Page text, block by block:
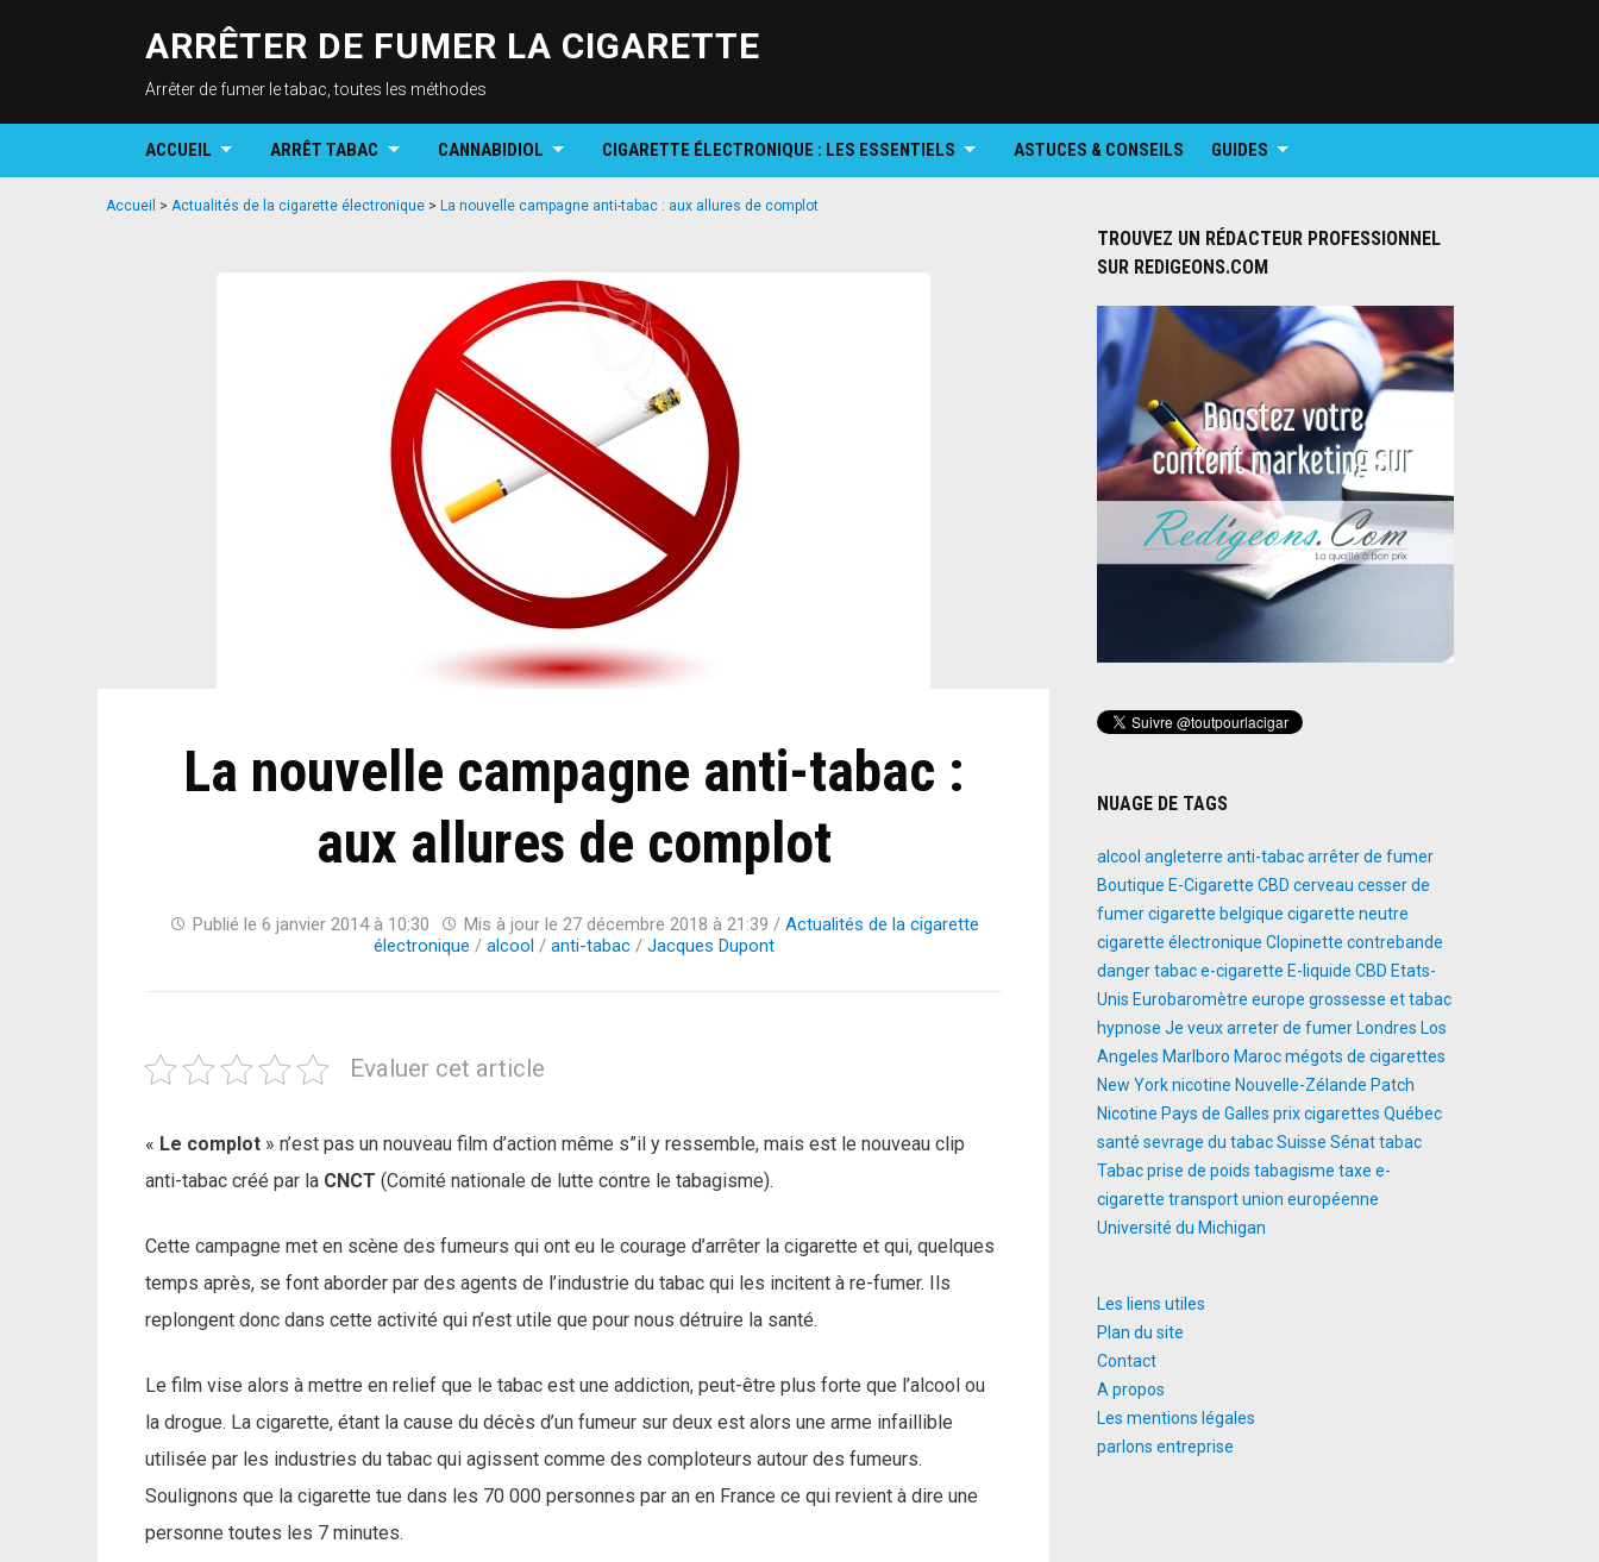
ARRÊTER DE FUMER LA CIGARETTE
Arrêter de fumer le tabac, toutes les méthodes
ACCUEIL ARRÊT TABAC CANNABIDIOL CIGARETTE ÉLECTRONIQUE : LES ESSENTIELS ASTUCES & CONSEILS GUIDES
Accueil > Actualités de la cigarette électronique > La nouvelle campagne anti-tabac : aux allures de complot
La nouvelle campagne anti-tabac :
aux allures de complot
Publié le 6 janvier 2014 à 10:30 Mis à jour le 27 décembre 2018 à 21:39 / Actualités de la cigarette
électronique / alcool/ anti-tabac/ Jacques Dupont
Evaluer cet article
« Le complot » n’est pas un nouveau film d’action même s”il y ressemble, mais est le nouveau clip
anti-tabac créé par la CNCT (Comité nationale de lutte contre le tabagisme).
Cette campagne met en scène des fumeurs qui ont eu le courage d’arrêter la cigarette et qui, quelques
temps après, se font aborder par des agents de l’industrie du tabac qui les incitent à re-fumer. Ils
replongent donc dans cette activité qui n’est utile que pour nous détruire la santé.
Le film vise alors à mettre en relief que le tabac est une addiction, peut-être plus forte que l’alcool ou
la drogue. La cigarette, étant la cause du décès d’un fumeur sur deux est alors une arme infaillible
utilisée par les industries du tabac qui agissent comme des comploteurs autour des fumeurs.
Soulignons que la cigarette tue dans les 70 000 personnes par an en France ce qui revient à dire une
personne toutes les 7 minutes.
TROUVEZ UN RÉDACTEUR PROFESSIONNEL
SUR REDIGEONS.COM
NUAGE DE TAGS
alcool angleterre anti-tabacarrêter de fumer
Boutique E-Cigarette CBD cerveau cesser de
fumercigarette belgique cigarette neutre
cigarette électronique Clopinette contrebande
danger tabace-cigarette E-liquide CBD Etats-
Unis Eurobaromètre europe grossesse et tabac
hypnose Je veux arreter de fumer Londres Los
Angeles Marlboro Marocmégots de cigarettes
New Yorknicotine Nouvelle-Zélande Patch
Nicotine Pays de Galles prix cigarettes Québec
santé sevrage du tabacSuisse Sénattabac
Tabac prise de poids tabagisme taxe e-
cigarette transportunion européenne
Université du Michigan
Les liens utiles
Plan du site
Contact
A propos
Les mentions légales
parlons entreprise